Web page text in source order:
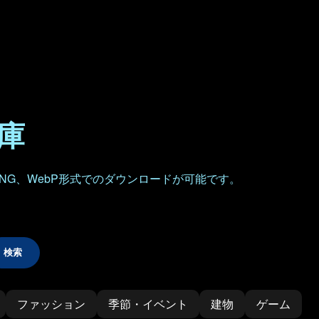
、WebP形式でのダウンロードが可能です。
検索
ファッション 季節・イベント 建物 ゲーム